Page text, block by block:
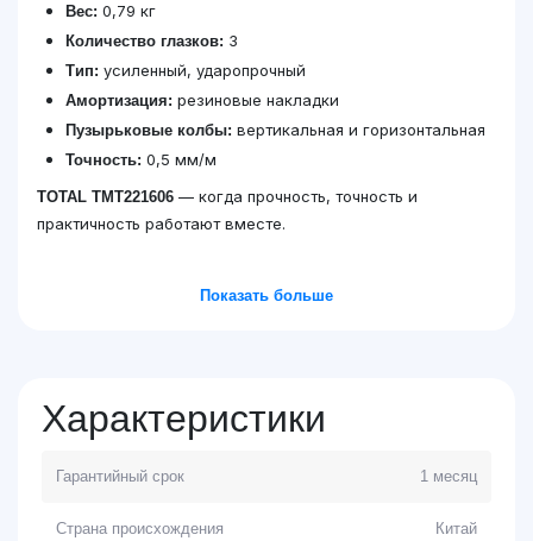
Вес: 0,79 кг
Количество глазков: 3
Тип: усиленный, ударопрочный
Амортизация: резиновые накладки
Пузырьковые колбы: вертикальная и горизонтальная
Точность: 0,5 мм/м
TOTAL TMT221606 — когда прочность, точность и
практичность работают вместе.
Показать больше
Характеристики
Гарантийный срок 1 месяц
Страна происхождения Китай